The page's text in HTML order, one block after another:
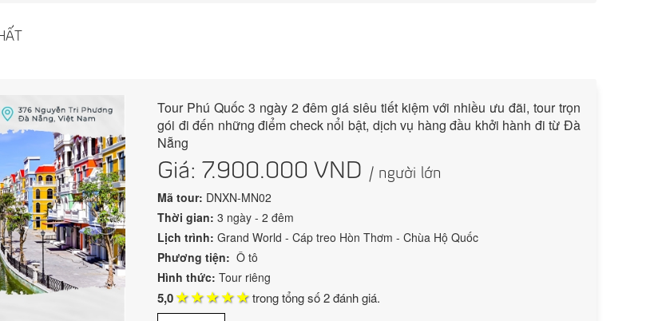
Tour Phú Quốc 3 ngày 2 đêm giá siêu tiết kiệm với nhiều ưu đãi, tour trọn
gói đi đến những điểm check nổi bật, dịch vụ hàng đầu khởi hành đi từ Đà
Nẵng
Giá: 7.900.000 VND / người lớn
Mã tour: DNXN-MN02
Thời gian: 3 ngày - 2 đêm
Lịch trình: Grand World - Cáp treo Hòn Thơm - Chùa Hộ Quốc
Phương tiện: Ô tô
Hình thức: Tour riêng
5,0 trong tổng số2đánh giá.